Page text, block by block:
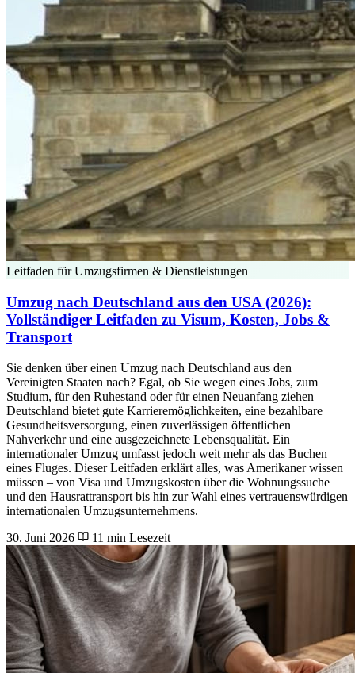
Leitfaden für Umzugsfirmen & Dienstleistungen
Umzug nach Deutschland aus den USA (2026):
Vollständiger Leitfaden zu Visum, Kosten, Jobs &
Transport
Sie denken über einen Umzug nach Deutschland aus den
Vereinigten Staaten nach? Egal, ob Sie wegen eines Jobs, zum
Studium, für den Ruhestand oder für einen Neuanfang ziehen –
Deutschland bietet gute Karrieremöglichkeiten, eine bezahlbare
Gesundheitsversorgung, einen zuverlässigen öffentlichen
Nahverkehr und eine ausgezeichnete Lebensqualität. Ein
internationaler Umzug umfasst jedoch weit mehr als das Buchen
eines Fluges. Dieser Leitfaden erklärt alles, was Amerikaner wissen
müssen – von Visa und Umzugskosten über die Wohnungssuche
und den Hausrattransport bis hin zur Wahl eines vertrauenswürdigen
internationalen Umzugsunternehmens.
30. Juni 2026
11 min Lesezeit